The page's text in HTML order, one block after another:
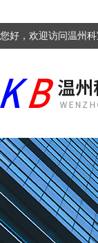
您好，欢迎访问温州科